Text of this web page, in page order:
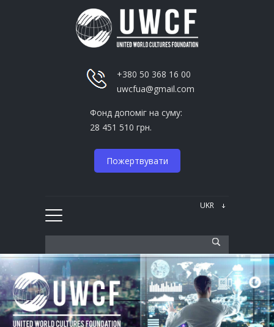
+380 50 368 16 00
uwcfua@gmail.com
Фонд допоміг на суму:
28 451 510 грн.
Пожертвувати